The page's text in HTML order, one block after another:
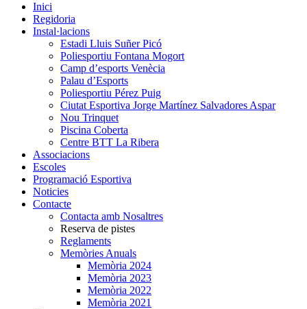
Inici
Regidoria
Instal·lacions
Estadi Lluis Suñer Picó
Poliesportiu Fontana Mogort
Camp d’esports Venècia
Palau d’Esports
Poliesportiu Pérez Puig
Ciutat Esportiva Jorge Martínez Salvadores Aspar
Nou Trinquet
Piscina Coberta
Centre BTT La Ribera
Associacions
Escoles
Programació Esportiva
Noticies
Contacte
Contacta amb Nosaltres
Reserva de pistes
Reglaments
Memòries Anuals
Memòria 2024
Memòria 2023
Memòria 2022
Memòria 2021